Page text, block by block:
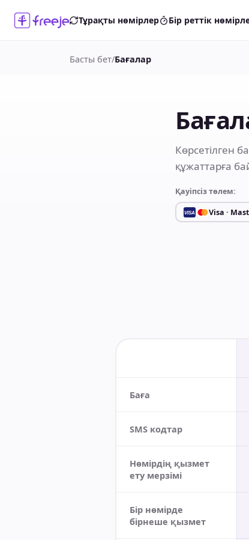
Тұрақты нөмірлер Бір реттік
Басты бет/Бағалар
Көрсетілген
құжаттарға
Қауіпсіз төлем:
VISA Visa ·
Баға
SMS кодтар
Нөмірдің қызмет
ету мерзімі
Бір нөмірде
бірнеше қызмет